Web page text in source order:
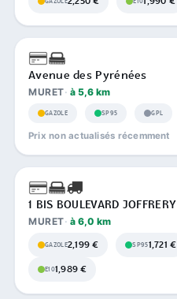
Avenue des Pyrénées
MURET à 5,6 km
GAZOLE SP95 GPL
Prix non actualisés récemment
1 BIS BOULEVARD JOFFRERY
MURET à 6,0 km
GAZOLE2,199 € SP951,721 €
E101,989 €